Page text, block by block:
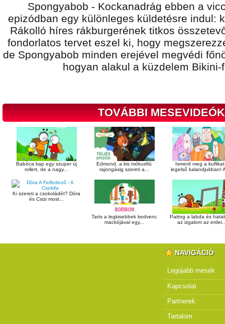
Spongyabob - Kockanadrág ebben a
epizódban egy különleges küldetésre indul:
Rákolló híres rákburgerének titkos
fondorlatos tervet eszel ki, hogy
de Spongyabob minden erejével megvédi
hogyan alakul a küzdelem Bikini-
TOVÁBBI
Babóca kap egy szuper új
rollert, de a nagy...
Edmond, a kis mókusfiú
rajongásig szereti a...
Ismerd meg a
legelső kalandjukban!
Ki szereti a csokoládét? Dóra
és Csizi most...
Tarts a legkisebbek kedvenc
mackójával egy...
Pattog a labda és
az izgalom az
NAVIGÁCIÓ
Legújabb mesék
Kapcsolat
Partnerek
Tartalom